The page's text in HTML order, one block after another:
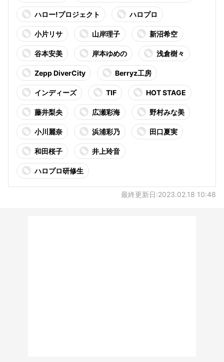
ハロー!プロジェクト ハロプロ
小片リサ 山岸理子 新沼希空
谷本安美 岸本ゆめの 浅倉樹々
Zepp DiverCity Berryz工房
インディーズ TIF HOT STAGE
藤井梨央 広瀬彩海 野村みな美
小川麗奈 浜浦彩乃 田口夏実
和田桜子 井上玲音
ハロプロ研修生
最終更新日:2023.02.18 10:48